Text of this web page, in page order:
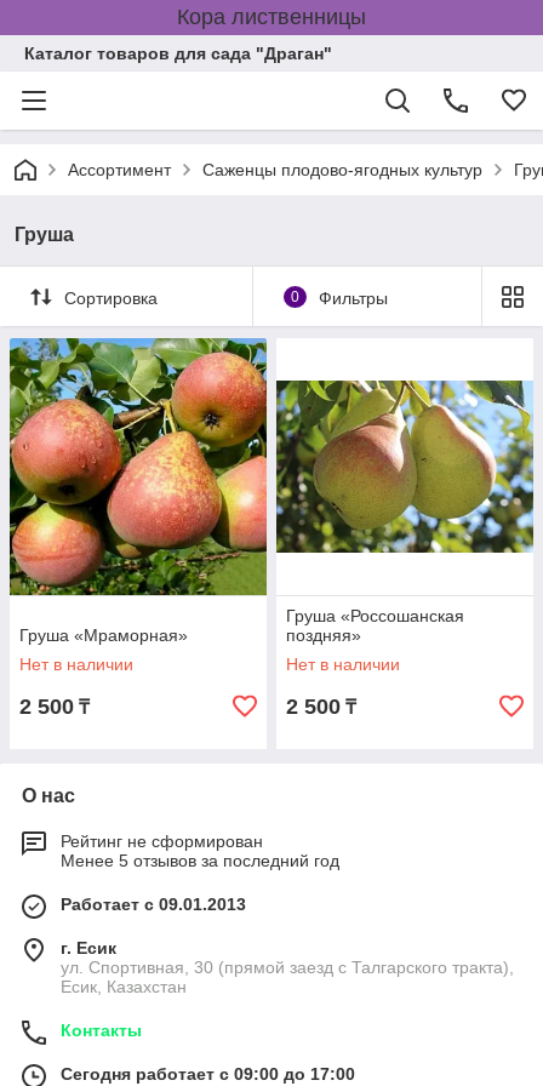
Кора лиственницы
Каталог товаров для сада "Драган"
Ассортимент Саженцы плодово-ягодных культур
Груша
Сортировка 0 Фильтры
Груша «Мраморная»
Нет в наличии
2 500 ₸
Груша «Россошанская
поздняя»
Нет в наличии
2 500 ₸
О нас
Рейтинг не сформирован
Менее 5 отзывов за последний год
Работает с 09.01.2013
г. Есик
ул. Спортивная, 30 (прямой заезд с Талгарского тракта),
Есик, Казахстан
Контакты
Сегодня работает с 09:00 до 17:00